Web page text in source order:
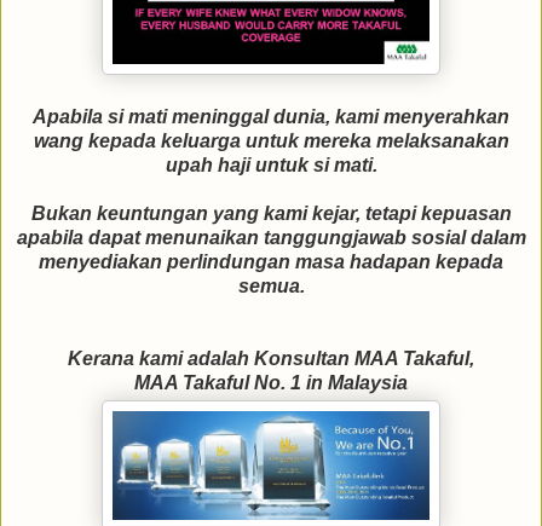
Apabila si mati meninggal dunia, kami menyerahkan
wang kepada keluarga untuk mereka melaksanakan
upah haji untuk si mati.
Bukan keuntungan yang kami kejar, tetapi kepuasan
apabila dapat menunaikan tanggungjawab sosial dalam
menyediakan perlindungan masa hadapan kepada
semua.
Kerana kami adalah Konsultan MAA Takaful,
MAA Takaful No. 1 in Malaysia